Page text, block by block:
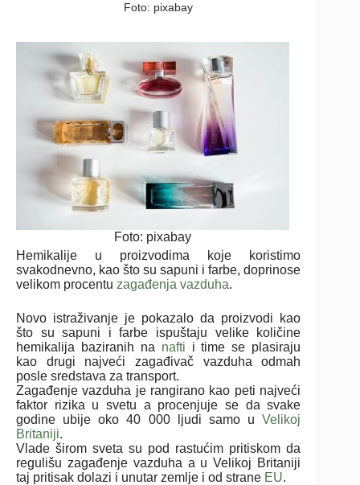
Foto: pixabay
Foto: pixabay
Hemikalije u proizvodima koje koristimo
svakodnevno, kao što su sapuni i farbe, doprinose
velikom procentu zagađenja vazduha.
Novo istraživanje je pokazalo da proizvodi kao
što su sapuni i farbe ispuštaju velike količine
hemikalija baziranih na nafti i time se plasiraju
kao drugi najveći zagađivač vazduha odmah
posle sredstava za transport.
Zagađenje vazduha je rangirano kao peti najveći
faktor rizika u svetu a procenjuje se da svake
godine ubije oko 40 000 ljudi samo uVelikoj
Britaniji.
Vlade širom sveta su pod rastućim pritiskom da
regulišu zagađenje vazduha a u Velikoj Britaniji
taj pritisak dolazi i unutar zemlje i od strane EU.